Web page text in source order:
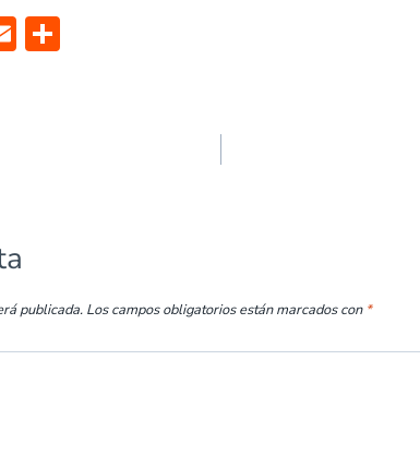
E
publicada. Los campos obligatorios están marcados con *